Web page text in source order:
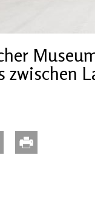
zwischen